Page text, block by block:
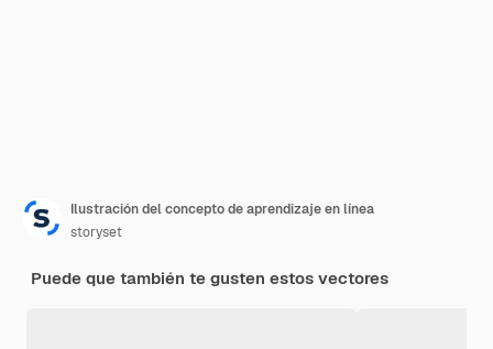
Ilustración del concepto de aprendizaje en línea
storyset
Puede que también te gusten estos vectores